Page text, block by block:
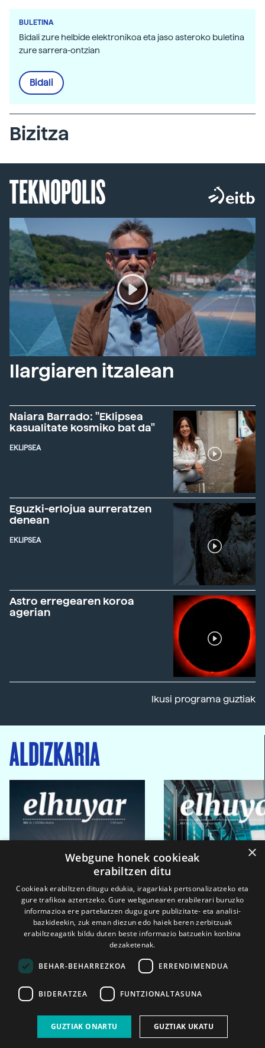
BULETINA
Bidali zure helbide elektronikoa eta jaso asteroko buletina
zure sarrera-ontzian
Bidali
Bizitza
TEKNOPOLIS
Ilargiaren itzalean
Naiara Barrado: "Eklipsea
kasualitate kosmiko bat da"
EKLIPSEA
Eguzki-erlojua aurreratzen
denean
EKLIPSEA
Astro erregearen koroa
agerian
Ikusi programa guztiak
ALDIZKARIA
2026ko eka. 1a 2026ko mar. 1a
×
Webgune honek cookieak
erabiltzen ditu
Cookieak erabiltzen ditugu edukia, iragarkiak pertsonalizatzeko eta
gure trafikoa aztertzeko. Gure webgunearen erabilerari buruzko
informazioa ere partekatzen dugu gure publizitate- eta analisi-
bazkideekin, zuk eman diezun edo haiek beren zerbitzuak
erabiltzeagatik bildu duten beste informazio batzuekin konbina
dezaketenak.
BEHAR-BEHARREZKOA ERRENDIMENDUA
BIDERATZEA FUNTZIONALTASUNA
GUZTIAK ONARTU GUZTIAK UKATU